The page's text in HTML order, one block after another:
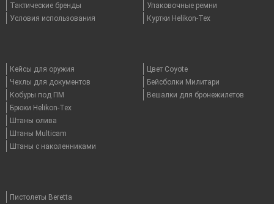
Тактические бренды
Условия использования
Упаковочные ремни
Куртки Helikon-Tex
Кейсы для оружия
Чехлы для документов
Кобуры под ПМ
Брюки Helikon-Tex
Штаны олива
Штаны Multicam
Штаны с наколенниками
Цвет Coyote
Бейсболки Милитари
Вешалки для бронежилетов
Пистолеты Beretta